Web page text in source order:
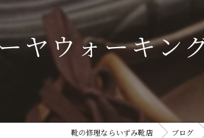
ウォーキン
靴の修理ならいずみ靴店 ブログ